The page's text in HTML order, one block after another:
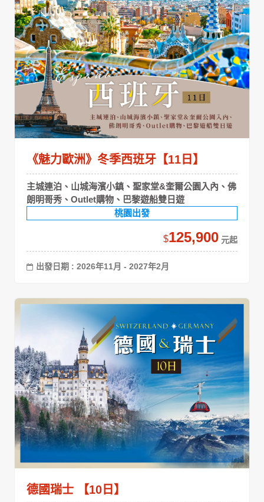
《魅力歐洲》冬季西班牙【11日】
主城連泊、山城海濱小鎮、聖家堂&奎爾公園入內、佛
朗明哥秀、Outlet購物、巴黎遊船雙日遊
桃園出發
$125,900
出發日期 : 2026年11月 - 2027年2月
德國瑞士 【10日】